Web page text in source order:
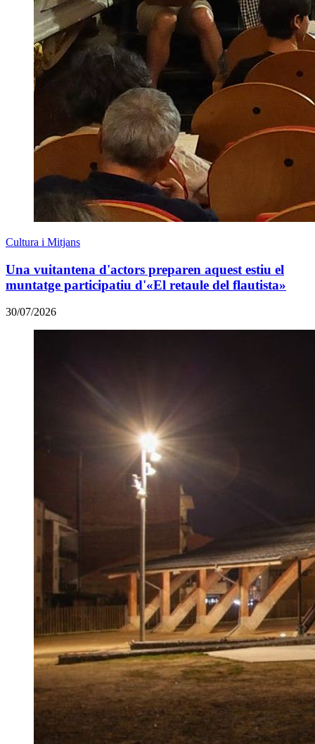
Cultura i Mitjans
Una vuitantena d'actors preparen aquest estiu el
muntatge participatiu d'«El retaule del flautista»
30/07/2026